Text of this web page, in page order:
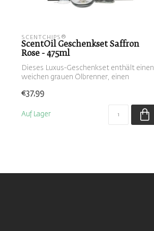
SCENTCHIPS®
ScentOil Geschenkset Saffron
Rose - 475ml
Dieses Luxus-Geschenkset enthält einen
weichen grauen Ölbrenner, einen
€37,99
Auf Lager